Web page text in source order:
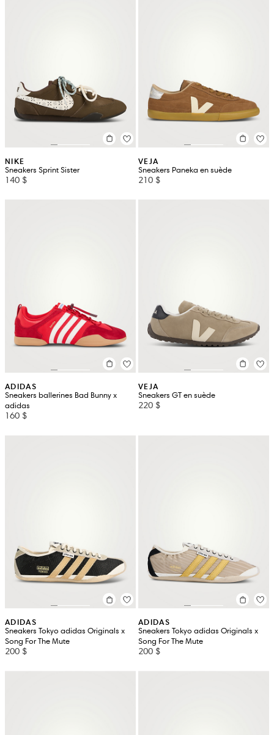
NIKE
Sneakers Sprint Sister
140 $
VEJA
Sneakers Paneka en suède
210 $
ADIDAS
Sneakers ballerines Bad Bunny x
adidas
160 $
VEJA
Sneakers GT en suède
220 $
ADIDAS
Sneakers Tokyo adidas Originals x
Song For The Mute
200 $
ADIDAS
Sneakers Tokyo adidas Originals x
Song For The Mute
200 $